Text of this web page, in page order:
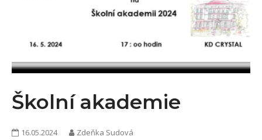
Školní akademie
16.05.2024 Zdeňka Sudová